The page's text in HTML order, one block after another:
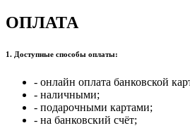
ОПЛАТА
1. Доступные способы оплаты:
- онлайн оплата банковской
- наличными;
- подарочными картами;
- на банковский счёт;